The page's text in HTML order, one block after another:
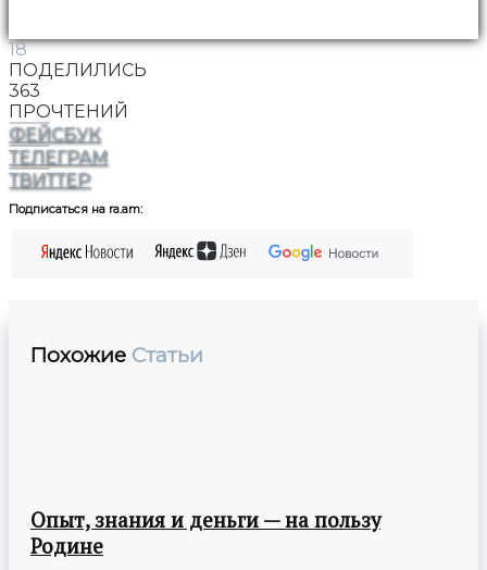
18
ПОДЕЛИЛИСЬ
363
ПРОЧТЕНИЙ
ФЕЙСБУК
ТЕЛЕГРАМ
ТВИТТЕР
Подписаться на ra.am:
Похожие Статьи
Опыт, знания и деньги — на пользу
Родине